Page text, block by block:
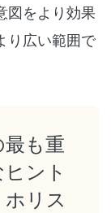
図をより効果
り広い範囲で
も重
ント
リス